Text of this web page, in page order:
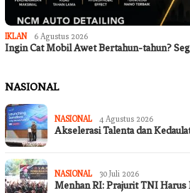
IKLAN 6 Agustus 2026
Ingin Cat Mobil Awet Bertahun-tahun?
NASIONAL
NASIONAL 4 Agustus 2026
Akselerasi Talenta dan
NASIONAL 30 Juli 2026
Menhan RI: Prajurit TNI Harus